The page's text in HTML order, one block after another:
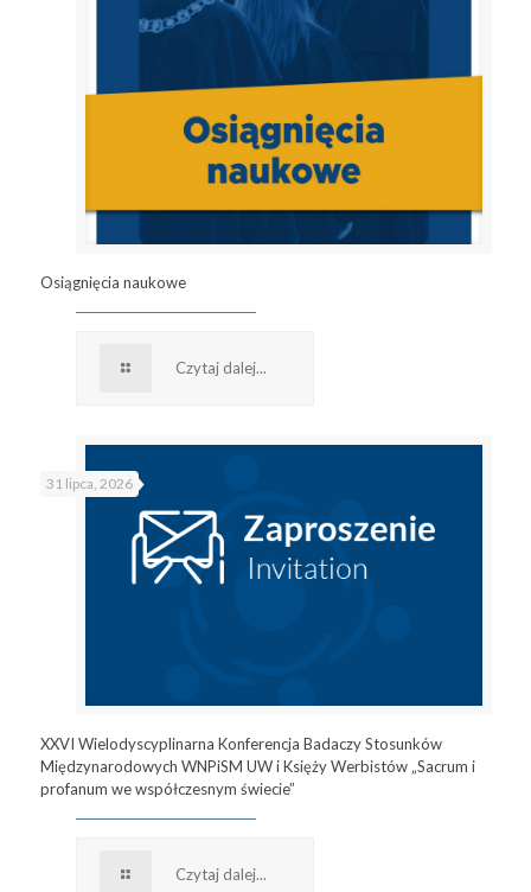
Osiągnięcia naukowe
Czytaj dalej...
31 lipca, 2026
XXVI Wielodyscyplinarna Konferencja Badaczy Stosunków
Międzynarodowych WNPiSM UW i Księży Werbistów „Sacrum i
profanum we współczesnym świecie”
Czytaj dalej...